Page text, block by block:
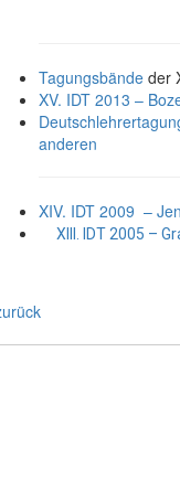
Tagungsbände der
XV. IDT 2013 –
anderen
XIV. IDT 2009 –
XIII. IDT 2005 –